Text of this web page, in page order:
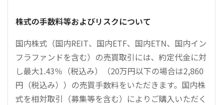
株式の手数料等およびリスクについて
国内株式（国内REIT、国内ETF、国内ETN、国内イン
フラファンドを含む）の売買取引には、約定代金に対
し最大1.43％（税込み）（20万円以下の場合は2,860
円（税込み））の売買手数料をいただきます。国内株
式を相対取引（募集等を含む）によりご購入いただく